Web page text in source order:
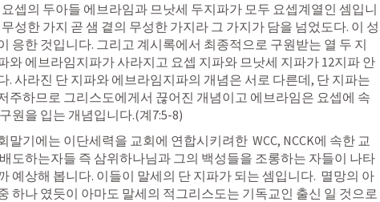
요셉의 두아들 에브라임과 므낫세 두지파가 모두 요셉계열인 셈입니
성한 가지 곧 샘 곁의 무성한 가지라 그 가지가 담을 넘었도다. 이 성
응한 것입니다. 그리고 계시록에서 최종적으로 구원받는 열 두 지
와 에브라임지파가 사라지고 요셉 지파와 므낫세 지파가 12지파 안
. 사라진 단 지파와 에브라임지파의 개념은 서로 다른데, 단 지파는
주하므로 그리스도에게서 끊어진 개념이고 에브라임은 요셉에 속
원을 입는 개념입니다.(계7:5-8)
말기에는 이단세력을 교회에 연합시키려한  WCC, NCCK에 속한 교
도하는자들 즉 삼위하나님과 그의 백성들을 조롱하는 자들이 나타
예상해 봅니다. 이들이 말세의 단 지파가 되는 셈입니다.  멸망의 아
하나 였듯이 아마도 말세의 적그리스도는 기독교인 출신 일 것으로